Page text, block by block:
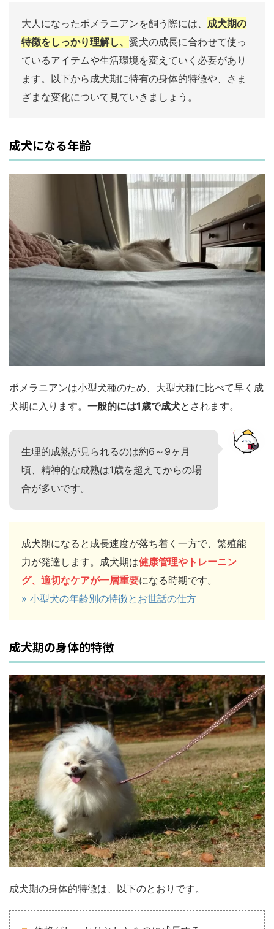
大人になったポメラニアンを飼う際には、 成犬期の
特徴をしっかり理解し、 愛犬の成長に合わせて使っ
ているアイテムや生活環境を変えていく必要があり
ます。以下から成犬期に特有の身体的特徴や、さま
ざまな変化について見ていきましょう。
成犬になる年齢
ポメラニアンは小型犬種のため、大型犬種に比べて早く成
犬期に入ります。 一般的には1歳で成犬とされます。
生理的成熟が見られるのは約6～9ヶ月
頃、精神的な成熟は1歳を超えてからの場
合が多いです。
成犬期になると成長速度が落ち着く一方で、繁殖能
力が発達します。成犬期は健康管理やトレーニン
グ、適切なケアが一層重要になる時期です。
» 小型犬の年齢別の特徴とお世話の仕方
成犬期の身体的特徴
成犬期の身体的特徴は、以下のとおりです。